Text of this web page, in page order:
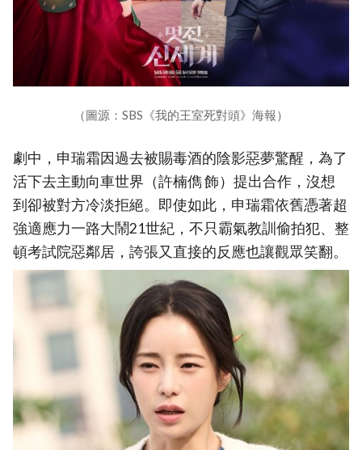
（圖源：SBS《我的王室死對頭》海報）
劇中，申瑞霜因過去被賜毒酒的陰影惡夢驚醒，為了
活下去主動向車世界（許楠儁 飾）提出合作，沒想
到卻被對方冷淡拒絕。即使如此，申瑞霜依舊憑著超
強適應力一路大鬧21世紀，不只霸氣教訓偷拍犯、整
頓考試院惡鄰居，誇張又直接的反應也讓觀眾笑翻。